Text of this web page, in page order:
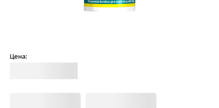
Цена: